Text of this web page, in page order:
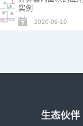
实例
2020-09-10
生态伙伴